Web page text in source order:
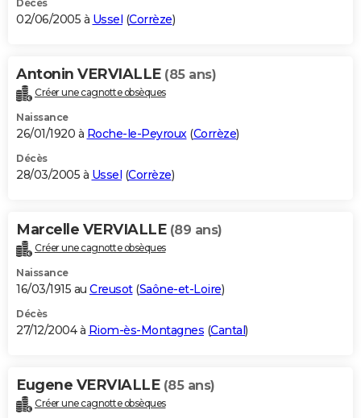
Décès
02/06/2005 à Ussel (Corrèze)
Antonin VERVIALLE (85 ans)
Créer une cagnotte obsèques
Naissance
26/01/1920 à Roche-le-Peyroux(Corrèze)
Décès
28/03/2005 à Ussel (Corrèze)
Marcelle VERVIALLE (89 ans)
Créer une cagnotte obsèques
Naissance
16/03/1915 au Creusot(Saône-et-Loire)
Décès
27/12/2004 à Riom-ès-Montagnes (Cantal)
Eugene VERVIALLE (85 ans)
Créer une cagnotte obsèques